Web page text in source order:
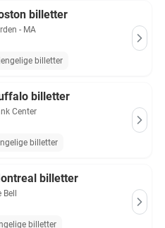
billetter
- MA
billetter
billetter
Center
billetter
billetter
billetter